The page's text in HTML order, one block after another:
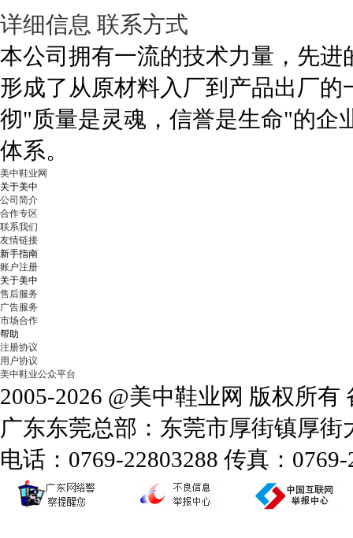
详细信息 联系方式
本公司拥有一流的技术力量，先
形成了从原材料入厂到产品出厂
彻"质量是灵魂，信誉是生命"的企
体系。
美中鞋业网
关于美中
公司简介
合作专区
联系我们
友情链接
新手指南
账户注册
关于美中
售后服务
广告服务
市场合作
帮助
注册协议
用户协议
美中鞋业公众平台
2005-2026 @美中鞋业网 版权所有
广东东莞总部：东莞市厚街镇厚
电话：0769-22803288 传真：0769-